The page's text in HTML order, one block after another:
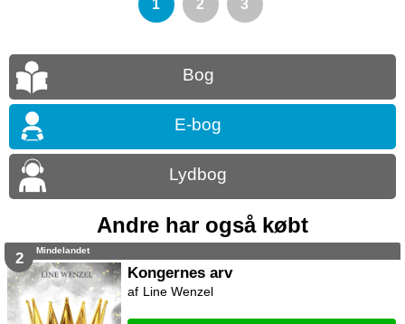
1 2 3
Bog
E-bog
Lydbog
Andre har også købt
2 Mindelandet
Kongernes arv
Line Wenzel